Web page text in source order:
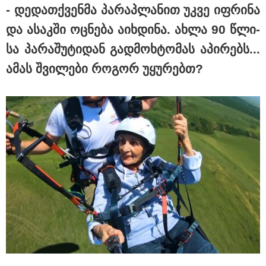
11:17 / 08-08-2026
არშემდგარი ქორწინება 15 წლით უფროს
ქართველთან - ალინა კაბაევას
საიდუმლო ცხოვრება: როგორ
გამოიყურებოდა ის პლასტიკურ
ოპერაციებამდე
14:20 / 08-08-2026
"ქალაქი დავთმე, მაგრამ
ქალურობა - არა. ვერ იჯერებენ
ფერმერი თუ ვარ" - როგორ
- დე­დათ­ქვენ­მა პა­რაპ­ლა­ნით უკვე იფ­რი­ნა
და ასაკ­ში ოც­ნე­ბა აიხ­დი­ნა. ახლა 90 წლი­
სა პა­რა­შუ­ტი­დან გად­მოხ­ტო­მას აპი­რებს...
ამას შვი­ლე­ბი რო­გორ უყუ­რებთ?